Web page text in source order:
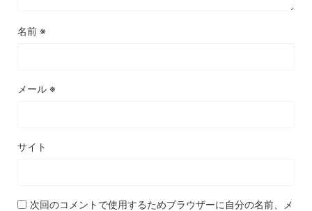
名前 ※
メール ※
サイト
次回のコメントで使用するためブラウザーに自分の名前、メ